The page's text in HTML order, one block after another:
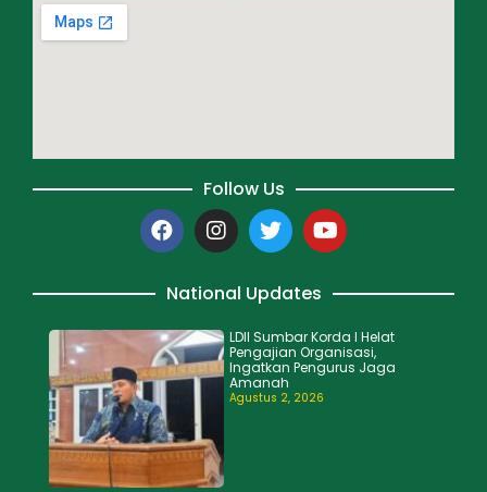
Follow Us
National Updates
LDII Sumbar Korda I Helat
Pengajian Organisasi,
Ingatkan Pengurus Jaga
Amanah
Agustus 2, 2026